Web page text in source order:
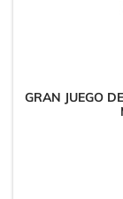
GRAN JUEGO